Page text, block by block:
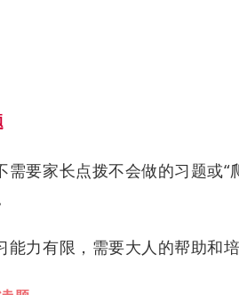
需要家长点拨不会做的习题或“
能力有限，需要大人的帮助和